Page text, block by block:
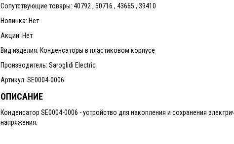
Сопутствующие товары: 40792 , 50716 , 43665 , 39410
Новинка: Нет
Акции: Нет
Вид изделия: Конденсаторы в пластиковом корпусе
Производитель: Saroglidi Electric
Артикул: SE0004-0006
ОПИСАНИЕ
Конденсатор SE0004-0006 - устройство для накопления и сохранения
напряжения.